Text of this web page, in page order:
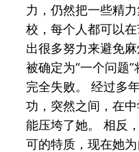
力，仍然把一些精
校，每个人都可以
出很多努力来避免
被确定为“一个问题
完全失败。 经过多
功，突然之间，在
能压垮了她。 相反
可的特质，现在她